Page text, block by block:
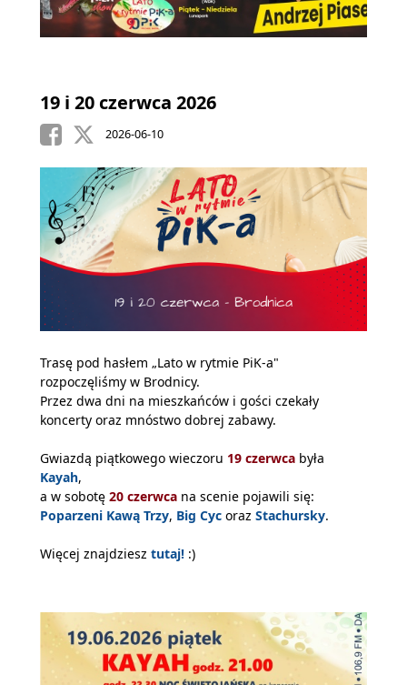
19 i 20 czerwca 2026
2026-06-10
Trasę pod hasłem „Lato w rytmie PiK-a"
rozpoczęliśmy w Brodnicy.
Przez dwa dni na mieszkańców i gości czekały
koncerty oraz mnóstwo dobrej zabawy.
Gwiazdą piątkowego wieczoru 19 czerwca była
Kayah,
a w sobotę 20 czerwca na scenie pojawili się:
Poparzeni Kawą Trzy, Big Cyc oraz Stachursky.
Więcej znajdziesz tutaj! :)